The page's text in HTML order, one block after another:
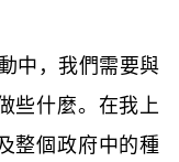
中，我們需要與
些什麼。在我上
整個政府中的種